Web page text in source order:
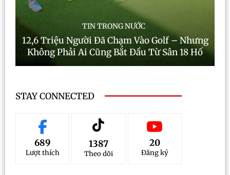
TIN TRONG NƯỚC
12,6 Triệu Người Đã Chạm Vào Golf – Nhưng
Không Phải Ai Cũng Bắt Đầu Từ Sân 18 Hố
STAY CONNECTED
689
Lượt thích
1387
Theo dõi
20
Đăng ký